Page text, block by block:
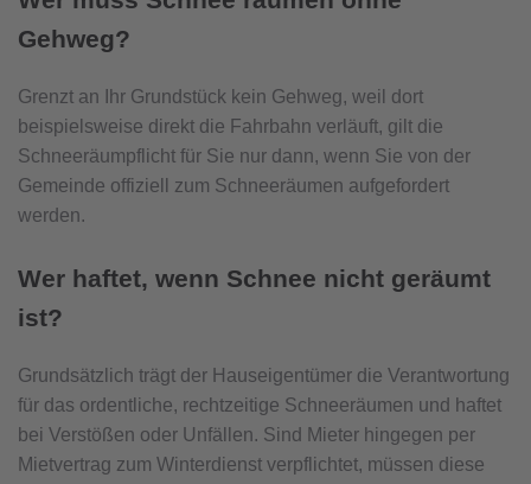
Gehweg?
Grenzt an Ihr Grundstück kein Gehweg, weil dort
beispielsweise direkt die Fahrbahn verläuft, gilt die
Schneeräumpflicht für Sie nur dann, wenn Sie von der
Gemeinde offiziell zum Schneeräumen aufgefordert
werden.
Wer haftet, wenn Schnee nicht geräumt
ist?
Grundsätzlich trägt der Hauseigentümer die Verantwortung
für das ordentliche, rechtzeitige Schneeräumen und haftet
bei Verstößen oder Unfällen. Sind Mieter hingegen per
Mietvertrag zum Winterdienst verpflichtet, müssen diese